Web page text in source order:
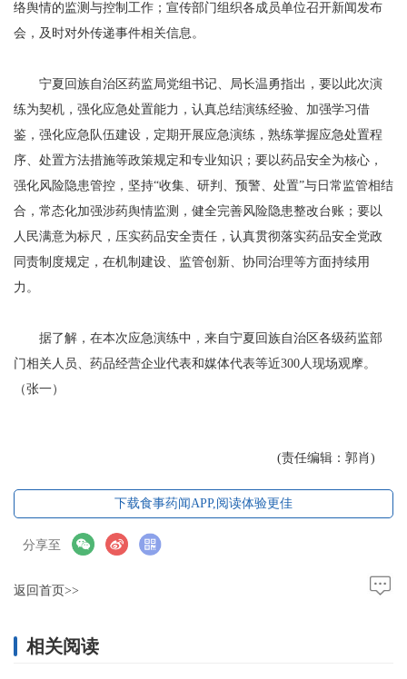
络舆情的监测与控制工作；宣传部门组织各成员单位召开新闻发布
会，及时对外传递事件相关信息。
宁夏回族自治区药监局党组书记、局长温勇指出，要以此次演
练为契机，强化应急处置能力，认真总结演练经验、加强学习借
鉴，强化应急队伍建设，定期开展应急演练，熟练掌握应急处置程
序、处置方法措施等政策规定和专业知识；要以药品安全为核心，
强化风险隐患管控，坚持“收集、研判、预警、处置”与日常监管相结
合，常态化加强涉药舆情监测，健全完善风险隐患整改台账；要以
人民满意为标尺，压实药品安全责任，认真贯彻落实药品安全党政
同责制度规定，在机制建设、监管创新、协同治理等方面持续用
力。
据了解，在本次应急演练中，来自宁夏回族自治区各级药监部
门相关人员、药品经营企业代表和媒体代表等近300人现场观摩。
（张一）
(责任编辑：郭肖)
下载食事药闻APP,阅读体验更佳
分享至
返回首页>>
相关阅读